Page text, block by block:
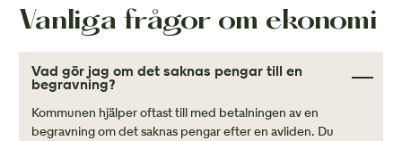
Vanliga frågor om ekonomi
Vad gör jag om det saknas pengar till en
begravning?
Kommunen hjälper oftast till med betalningen av en
begravning om det saknas pengar efter en avliden. Du